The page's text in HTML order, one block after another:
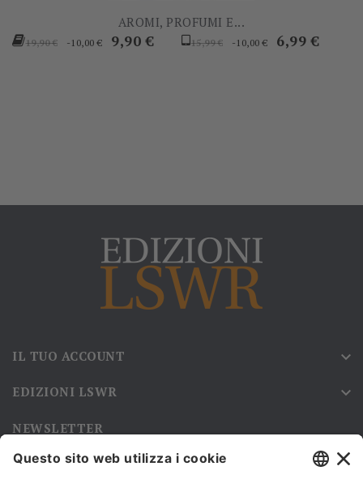
AROMI, PROFUMI E...
Prezzo
19,90 € -10,00 € Prezzo
9,90 €
Prezzo
15,99 € -10,00 € Prezzo
6,99 €
IL TUO ACCOUNT 
EDIZIONI LSWR 
NEWSLETTER
Iscriviti alla nostra newsletter e rimani sempre aggiornato sulle